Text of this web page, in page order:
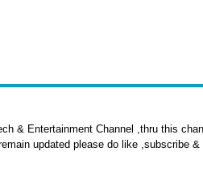
& Entertainment Channel ,thru this
updated please do like ,subscribe &